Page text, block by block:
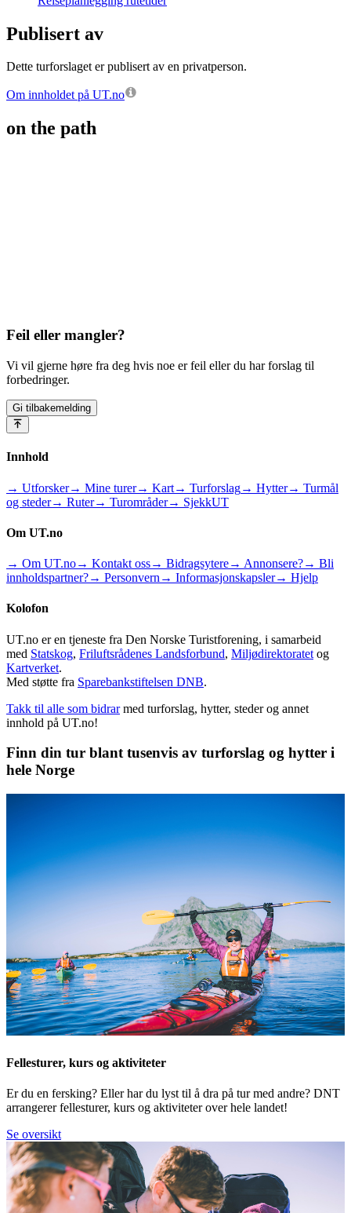
Publisert av
Dette turforslaget er publisert av en privatperson.
Om innholdet på UT.no
on the path
Feil eller mangler?
Vi vil gjerne høre fra deg hvis noe er feil eller du har forslag til
forbedringer.
Gi tilbakemelding
Innhold
→ Utforsker→ Mine turer→ Kart→ Turforslag→ Hytter→ Turmål
og steder→ Ruter→ Turområder→ SjekkUT
Om UT.no
→ Om UT.no→ Kontakt oss→ Bidragsytere→ Annonsere?→ Bli
innholdspartner?→ Personvern → Informasjonskapsler→ Hjelp
Kolofon
UT.no er en tjeneste fra Den Norske Turistforening, i samarbeid
med Statskog, Friluftsrådenes Landsforbund, Miljødirektoratet og
Kartverket.
Med støtte fra Sparebankstiftelsen DNB.
Takk til alle som bidrar med turforslag, hytter, steder og annet
innhold på UT.no!
Finn din tur blant tusenvis av turforslag og hytter i
hele Norge
Fellesturer, kurs og aktiviteter
Er du en fersking? Eller har du lyst til å dra på tur med andre? DNT
arrangerer fellesturer, kurs og aktiviteter over hele landet!
Se oversikt